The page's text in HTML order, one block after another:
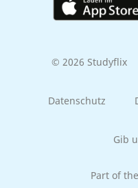
© 2026 Studyflix
Datenschutz
Gib
Part of the